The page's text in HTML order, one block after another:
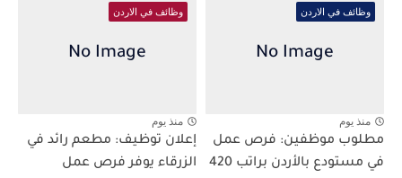
وظائف في الاردن
منذ يوم
مطلوب موظفين: فرص عمل
في مستودع بالأردن براتب 420
وظائف في الاردن
منذ يوم
إعلان توظيف: مطعم رائد في
الزرقاء يوفر فرص عمل